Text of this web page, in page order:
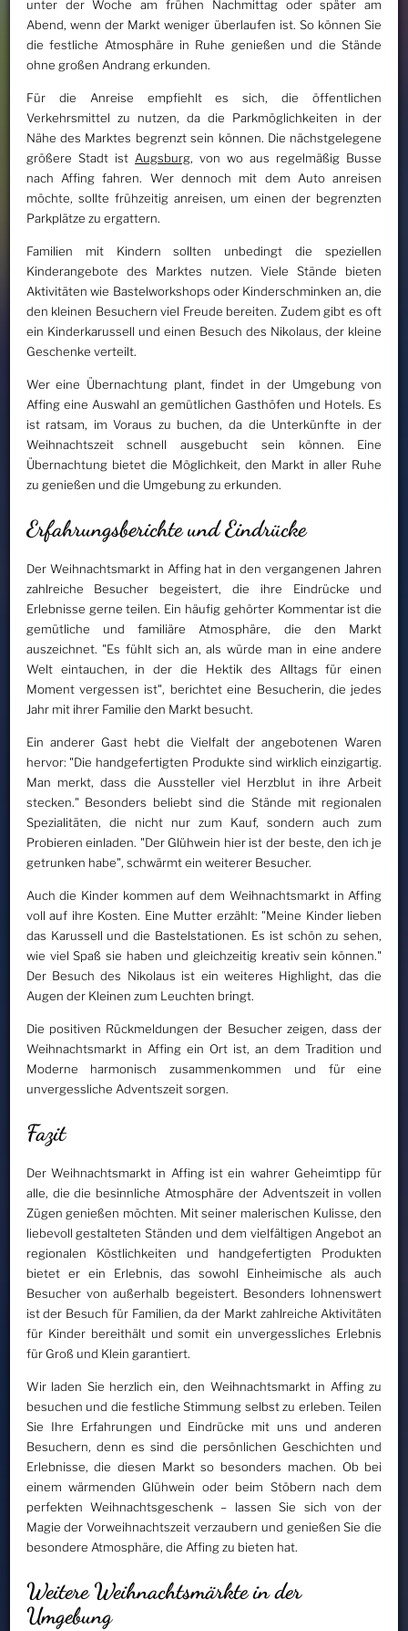
unter der Woche am frühen Nachmittag oder später am
Abend, wenn der Markt weniger überlaufen ist. So können Sie
die festliche Atmosphäre in Ruhe genießen und die Stände
ohne großen Andrang erkunden.
Für die Anreise empfiehlt es sich, die öffentlichen
Verkehrsmittel zu nutzen, da die Parkmöglichkeiten in der
Nähe des Marktes begrenzt sein können. Die nächstgelegene
größere Stadt ist Augsburg, von wo aus regelmäßig Busse
nach Affing fahren. Wer dennoch mit dem Auto anreisen
möchte, sollte frühzeitig anreisen, um einen der begrenzten
Parkplätze zu ergattern.
Familien mit Kindern sollten unbedingt die speziellen
Kinderangebote des Marktes nutzen. Viele Stände bieten
Aktivitäten wie Bastelworkshops oder Kinderschminken an, die
den kleinen Besuchern viel Freude bereiten. Zudem gibt es oft
ein Kinderkarussell und einen Besuch des Nikolaus, der kleine
Geschenke verteilt.
Wer eine Übernachtung plant, findet in der Umgebung von
Affing eine Auswahl an gemütlichen Gasthöfen und Hotels. Es
ist ratsam, im Voraus zu buchen, da die Unterkünfte in der
Weihnachtszeit schnell ausgebucht sein können. Eine
Übernachtung bietet die Möglichkeit, den Markt in aller Ruhe
zu genießen und die Umgebung zu erkunden.
Erfahrungsberichte und Eindrücke
Der Weihnachtsmarkt in Affing hat in den vergangenen Jahren
zahlreiche Besucher begeistert, die ihre Eindrücke und
Erlebnisse gerne teilen. Ein häufig gehörter Kommentar ist die
gemütliche und familiäre Atmosphäre, die den Markt
auszeichnet. "Es fühlt sich an, als würde man in eine andere
Welt eintauchen, in der die Hektik des Alltags für einen
Moment vergessen ist", berichtet eine Besucherin, die jedes
Jahr mit ihrer Familie den Markt besucht.
Ein anderer Gast hebt die Vielfalt der angebotenen Waren
hervor: "Die handgefertigten Produkte sind wirklich einzigartig.
Man merkt, dass die Aussteller viel Herzblut in ihre Arbeit
stecken." Besonders beliebt sind die Stände mit regionalen
Spezialitäten, die nicht nur zum Kauf, sondern auch zum
Probieren einladen. "Der Glühwein hier ist der beste, den ich je
getrunken habe", schwärmt ein weiterer Besucher.
Auch die Kinder kommen auf dem Weihnachtsmarkt in Affing
voll auf ihre Kosten. Eine Mutter erzählt: "Meine Kinder lieben
das Karussell und die Bastelstationen. Es ist schön zu sehen,
wie viel Spaß sie haben und gleichzeitig kreativ sein können."
Der Besuch des Nikolaus ist ein weiteres Highlight, das die
Augen der Kleinen zum Leuchten bringt.
Die positiven Rückmeldungen der Besucher zeigen, dass der
Weihnachtsmarkt in Affing ein Ort ist, an dem Tradition und
Moderne harmonisch zusammenkommen und für eine
unvergessliche Adventszeit sorgen.
Fazit
Der Weihnachtsmarkt in Affing ist ein wahrer Geheimtipp für
alle, die die besinnliche Atmosphäre der Adventszeit in vollen
Zügen genießen möchten. Mit seiner malerischen Kulisse, den
liebevoll gestalteten Ständen und dem vielfältigen Angebot an
regionalen Köstlichkeiten und handgefertigten Produkten
bietet er ein Erlebnis, das sowohl Einheimische als auch
Besucher von außerhalb begeistert. Besonders lohnenswert
ist der Besuch für Familien, da der Markt zahlreiche Aktivitäten
für Kinder bereithält und somit ein unvergessliches Erlebnis
für Groß und Klein garantiert.
Wir laden Sie herzlich ein, den Weihnachtsmarkt in Affing zu
besuchen und die festliche Stimmung selbst zu erleben. Teilen
Sie Ihre Erfahrungen und Eindrücke mit uns und anderen
Besuchern, denn es sind die persönlichen Geschichten und
Erlebnisse, die diesen Markt so besonders machen. Ob bei
einem wärmenden Glühwein oder beim Stöbern nach dem
perfekten Weihnachtsgeschenk – lassen Sie sich von der
Magie der Vorweihnachtszeit verzaubern und genießen Sie die
besondere Atmosphäre, die Affing zu bieten hat.
Weitere Weihnachtsmärkte in der
Umgebung